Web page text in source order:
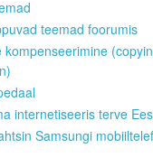
teemad foorumis
kompenseerimine
internetiseeris terve
Samsungi